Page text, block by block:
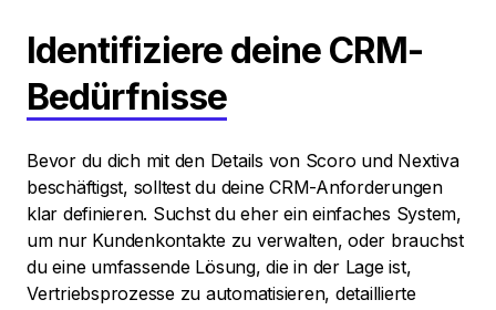
Identifiziere deine CRM-
Bedürfnisse
Bevor du dich mit den Details von Scoro und Nextiva
beschäftigst, solltest du deine CRM-Anforderungen
klar definieren. Suchst du eher ein einfaches System,
um nur Kundenkontakte zu verwalten, oder brauchst
du eine umfassende Lösung, die in der Lage ist,
Vertriebsprozesse zu automatisieren, detaillierte